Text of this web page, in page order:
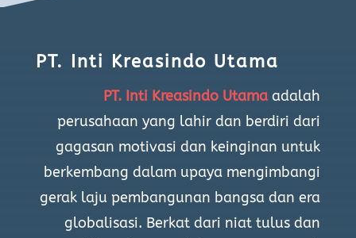
PT. Inti Kreasindo Utama
PT. Inti Kreasindo Utama adalah
perusahaan yang lahir dan berdiri dari
gagasan motivasi dan keinginan untuk
berkembang dalam upaya mengimbangi
gerak laju pembangunan bangsa dan era
globalisasi. Berkat dari niat tulus dan